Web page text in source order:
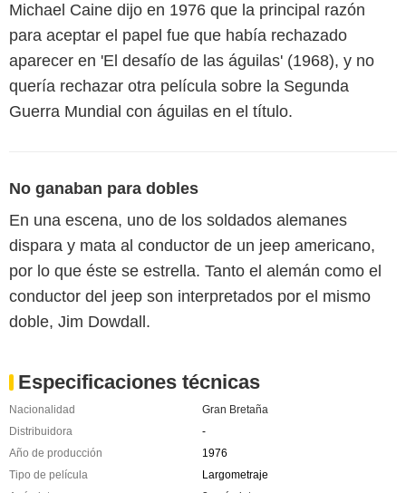
Michael Caine dijo en 1976 que la principal razón
para aceptar el papel fue que había rechazado
aparecer en 'El desafío de las águilas' (1968), y no
quería rechazar otra película sobre la Segunda
Guerra Mundial con águilas en el título.
No ganaban para dobles
En una escena, uno de los soldados alemanes
dispara y mata al conductor de un jeep americano,
por lo que éste se estrella. Tanto el alemán como el
conductor del jeep son interpretados por el mismo
doble, Jim Dowdall.
Especificaciones técnicas
Nacionalidad
Gran Bretaña
Distribuidora
-
Año de producción
1976
Tipo de película
Largometraje